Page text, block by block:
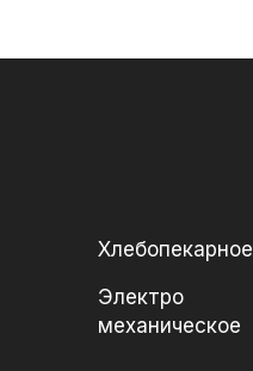
Хлебопекарное
Электро
механическое